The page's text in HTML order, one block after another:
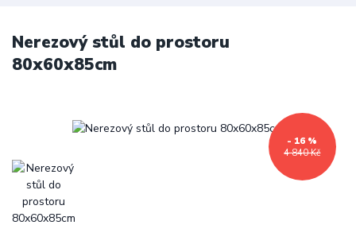
Nerezový stůl do prostoru
80x60x85cm
4 840 Kč
- 16 %